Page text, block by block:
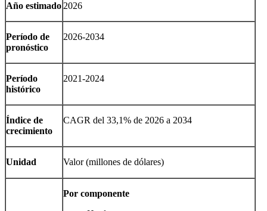
Año estimado 2026
Período de
pronóstico
2026-2034
Período
histórico
2021-2024
Índice de
crecimiento
CAGR del 33,1% de 2026 a 2034
Unidad Valor (millones de dólares)
Por componente